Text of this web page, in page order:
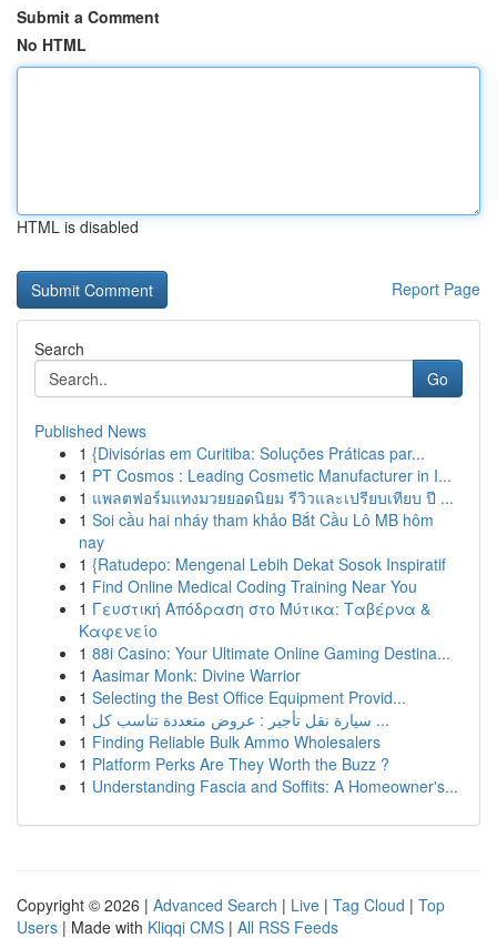
Submit a Comment
No HTML
HTML is disabled
Report Page
Search
Go
Published News
1 {Divisórias em Curitiba: Soluções Práticas par...
1 PT Cosmos : Leading Cosmetic Manufacturer in I...
1 แพลตฟอร์มแทงมวยยอดนิยม รีวิวและเปรียบเทียบ ปี ...
1 Soi cầu hai nháy tham khảo Bắt Cầu Lô MB hôm
nay
1 {Ratudepo: Mengenal Lebih Dekat Sosok Inspiratif
1 Find Online Medical Coding Training Near You
1 Γευστική Απόδραση στο Μύτικα: Ταβέρνα &
Καφενείο
1 88i Casino: Your Ultimate Online Gaming Destina...
1 Aasimar Monk: Divine Warrior
1 Selecting the Best Office Equipment Provid...
1
سيارة نقل تأجير : عروض متعددة تناسب كل ...
1 Finding Reliable Bulk Ammo Wholesalers
1 Platform Perks Are They Worth the Buzz ?
1 Understanding Fascia and Soffits: A Homeowner's...
Copyright © 2026 | Advanced Search | Live | Tag Cloud | Top
Users | Made with Kliqqi CMS | All RSS Feeds